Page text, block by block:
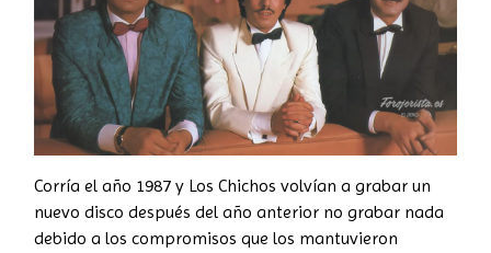
Corría el año 1987 y Los Chichos volvían a grabar un
nuevo disco después del año anterior no grabar nada
debido a los compromisos que los mantuvieron